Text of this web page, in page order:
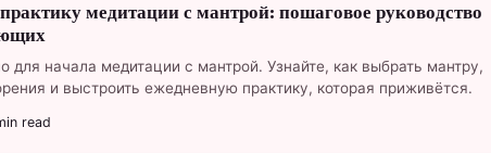
медитации с мантрой: пошаговое руководство
для начала медитации с мантрой. Узнайте, как выбрать мантру,
и выстроить ежедневную практику, которая приживётся.
read